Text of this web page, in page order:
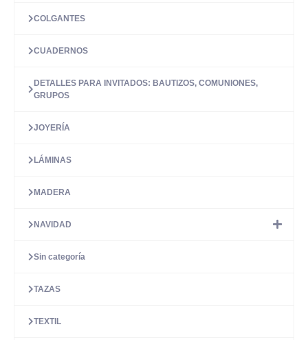
COLGANTES
CUADERNOS
DETALLES PARA INVITADOS: BAUTIZOS, COMUNIONES,
GRUPOS
JOYERÍA
LÁMINAS
MADERA
NAVIDAD
Sin categoría
TAZAS
TEXTIL